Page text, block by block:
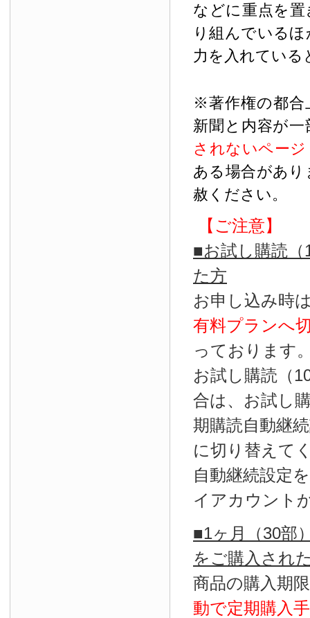
などに重点を
り組んでいる
力を入れている
※著作権の都合
新聞と内容が
されないペー
ある場合があ
赦ください。
【ご注意】
■お試し購読
た方
お申し込み時
有料プランへ
っております
お試し購読（
合は、お試し
期購読自動継
に切り替えて
自動継続設定
イアカウント
■1ヶ月（30部
をご購入され
商品の購入期
動で定期購入